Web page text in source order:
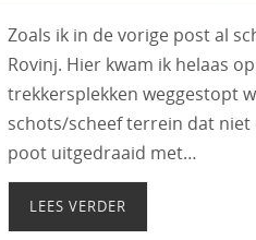
Zoals ik in de vorige post al
Rovinj. Hier kwam ik helaas
trekkersplekken weggestopt
schots/scheef terrein dat niet
poot uitgedraaid met…
LEES VERDER